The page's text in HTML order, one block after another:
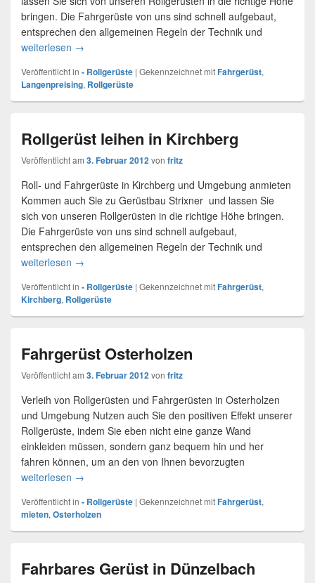
bringen. Die Fahrgerüste von uns sind schnell aufgebaut,
entsprechen den allgemeinen Regeln der Technik und
weiterlesen Rollgerüste leihen – Langenpreising
→
Veröffentlicht in - Rollgerüste | Gekennzeichnet mitFahrgerüst,
Langenpreising, Rollgerüste
Rollgerüst leihen in Kirchberg
Veröffentlicht am 3. Februar 2012von fritz
Roll- und Fahrgerüste in Kirchberg und Umgebung anmieten
Kommen auch Sie zu Gerüstbau Strixner und lassen Sie
sich von unseren Rollgerüsten in die richtige Höhe bringen.
Die Fahrgerüste von uns sind schnell aufgebaut,
entsprechen den allgemeinen Regeln der Technik und
weiterlesen Rollgerüst leihen in Kirchberg
→
Veröffentlicht in - Rollgerüste | Gekennzeichnet mitFahrgerüst,
Kirchberg, Rollgerüste
Fahrgerüst Osterholzen
Veröffentlicht am 3. Februar 2012von fritz
Verleih von Rollgerüsten und Fahrgerüsten in Osterholzen
und Umgebung Nutzen auch Sie den positiven Effekt unserer
Rollgerüste, indem Sie eben nicht eine ganze Wand
einkleiden müssen, sondern ganz bequem hin und her
fahren können, um an den von Ihnen bevorzugten
weiterlesen Fahrgerüst Osterholzen
→
Veröffentlicht in - Rollgerüste | Gekennzeichnet mitFahrgerüst,
mieten, Osterholzen
Fahrbares Gerüst in Dünzelbach